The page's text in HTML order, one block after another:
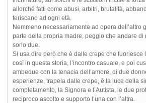
allorché fatti come abusi, arbitri, brutalità,
feriscano ad ogni età.
Nemmeno necessariamente ad opera dell’altro
parte della propria madre, peggio che andare di
sono due.
Si usa dire però che è dalle crepe che fuoriesce
così in questa storia, l’incontro casuale, e poi
ambedue con la tenacia dell’amore, di due
esperienze, trapela dalle crepe, è la luce della
completamento, la Signora e l’Autista, le due
reciproco ascolto e supporto l’una con l’altra.